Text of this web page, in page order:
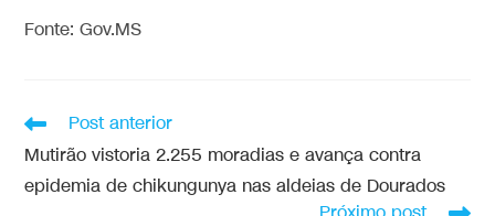
Fonte: Gov.MS
Post anterior
Mutirão vistoria 2.255 moradias e avança contra
epidemia de chikungunya nas aldeias de Dourados